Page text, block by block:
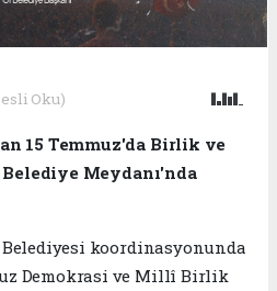
Oku)
15 Temmuz'da Birlik ve
Belediye Meydanı'nda
Belediyesi koordinasyonunda
Demokrasi ve Millî Birlik